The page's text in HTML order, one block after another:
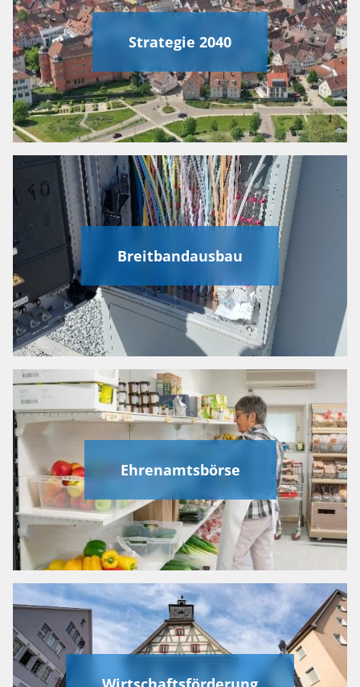
Strategie 2040
Breitbandausbau
Ehrenamtsbörse